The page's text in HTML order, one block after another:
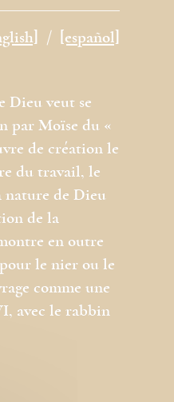
[español]
Dieu veut se
par Moïse du «
de création le
du travail, le
nature de Dieu
de la
en outre
le nier ou le
comme une
avec le rabbin